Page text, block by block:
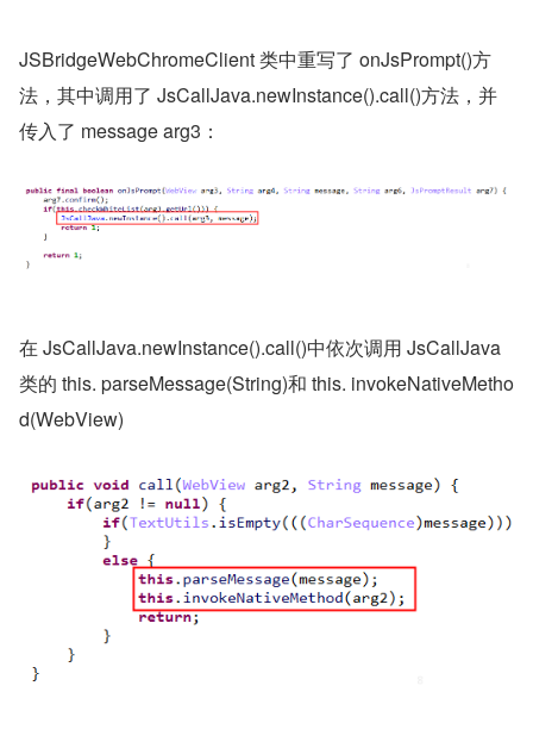
JSBridgeWebChromeClient 类中重写了 onJsPrompt()方
法，其中调用了 JsCallJava.newInstance().call()方法，并
传入了 message arg3：
在 JsCallJava.newInstance().call()中依次调用 JsCallJava
类的 this. parseMessage(String)和 this. invokeNativeMetho
d(WebView)